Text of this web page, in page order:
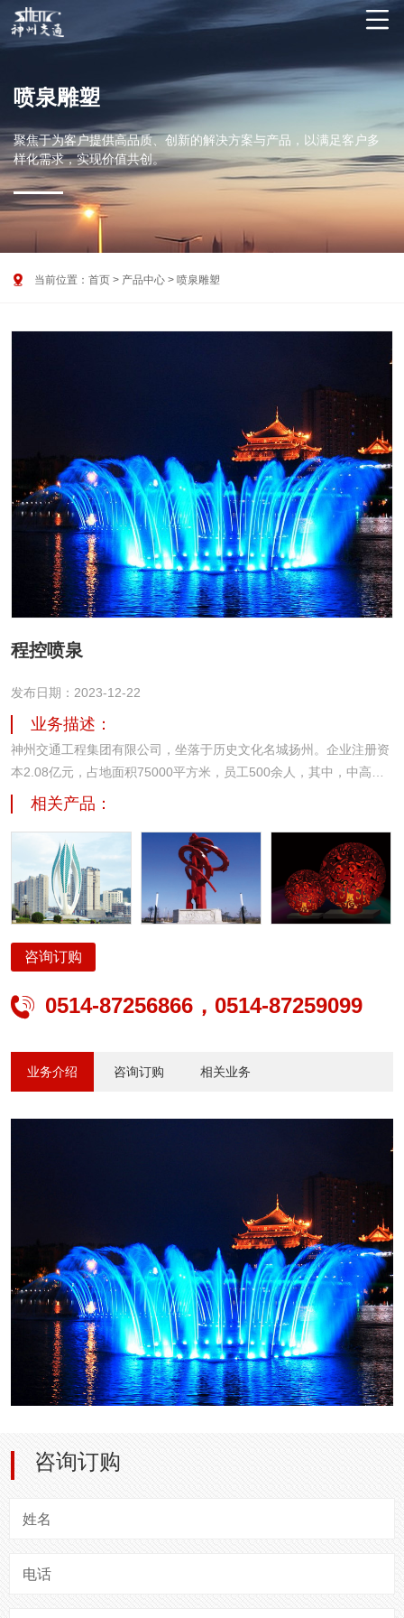

喷泉雕塑
聚焦于为客户提供高品质、创新的解决方案与产品，以满足客户多
样化需求，实现价值共创。
 当前位置： 首页 > 产品中心 > 喷泉雕塑
程控喷泉
发布日期：2023-12-22
业务描述：
神州交通工程集团有限公司，坐落于历史文化名城扬州。企业注册资
本2.08亿元，占地面积75000平方米，员工500余人，其中，中高级
专业技术人才占比70%以上。从2005年创立至今，致力于城市及道路
照明、公路交通安全设施、公路交通机电工程、建筑及景观亮化、照
明设计、智能安防、电子与智能化、太阳能光伏、水景喷泉、输变
电、电力承装修试、城市公交系统方案设计、产品研发、生产制造、
工程管理及运营等专业服务。
相关产品：
咨询订购
 0514-87256866，0514-87259099
业务介绍 咨询订购 相关业务
咨询订购
姓名
电话